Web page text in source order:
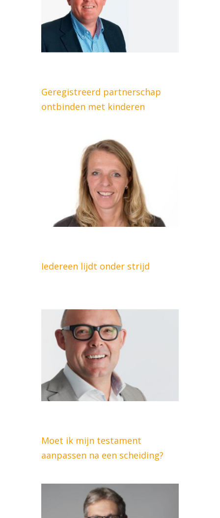
Geregistreerd partnerschap
ontbinden met kinderen
Iedereen lijdt onder strijd
Moet ik mijn testament
aanpassen na een scheiding?